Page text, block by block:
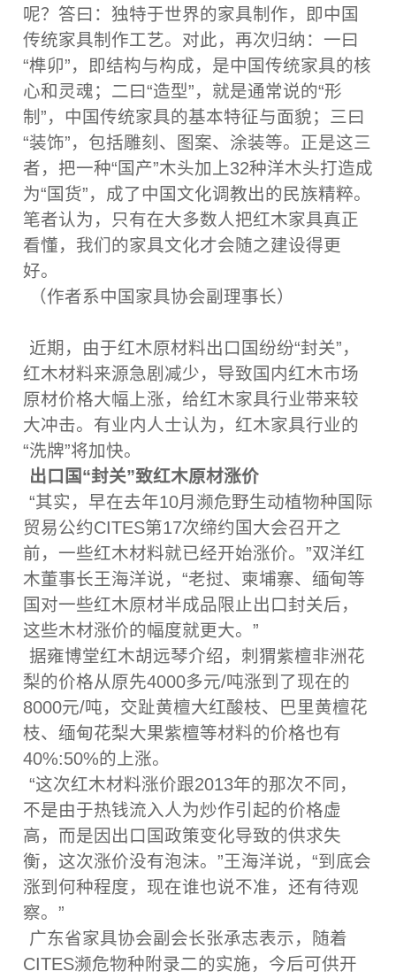
呢？答曰：独特于世界的家具制作，即中国
传统家具制作工艺。对此，再次归纳：一曰
“榫卯”，即结构与构成，是中国传统家具的核
心和灵魂；二曰“造型”，就是通常说的“形
制”，中国传统家具的基本特征与面貌；三曰
“装饰”，包括雕刻、图案、涂装等。正是这三
者，把一种“国产”木头加上32种洋木头打造成
为“国货”，成了中国文化调教出的民族精粹。
笔者认为，只有在大多数人把红木家具真正
看懂，我们的家具文化才会随之建设得更
好。
（作者系中国家具协会副理事长）
近期，由于红木原材料出口国纷纷“封关”，
红木材料来源急剧减少，导致国内红木市场
原材价格大幅上涨，给红木家具行业带来较
大冲击。有业内人士认为，红木家具行业的
“洗牌”将加快。
出口国“封关”致红木原材涨价
“其实，早在去年10月濒危野生动植物种国际
贸易公约CITES第17次缔约国大会召开之
前，一些红木材料就已经开始涨价。”双洋红
木董事长王海洋说，“老挝、柬埔寨、缅甸等
国对一些红木原材半成品限止出口封关后，
这些木材涨价的幅度就更大。”
据雍博堂红木胡远琴介绍，刺猬紫檀非洲花
梨的价格从原先4000多元/吨涨到了现在的
8000元/吨，交趾黄檀大红酸枝、巴里黄檀花
枝、缅甸花梨大果紫檀等材料的价格也有
40%:50%的上涨。
“这次红木材料涨价跟2013年的那次不同，
不是由于热钱流入人为炒作引起的价格虚
高，而是因出口国政策变化导致的供求失
衡，这次涨价没有泡沫。”王海洋说，“到底会
涨到何种程度，现在谁也说不准，还有待观
察。”
广东省家具协会副会长张承志表示，随着
CITES濒危物种附录二的实施，今后可供开